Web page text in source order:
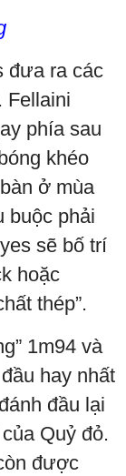
đưa ra các
Fellaini
phía sau
khéo
ở mùa
buộc phải
sẽ bố trí
hoặc
thép”.
1m94 và
hay nhất
đầu lại
Quỷ đỏ.
được